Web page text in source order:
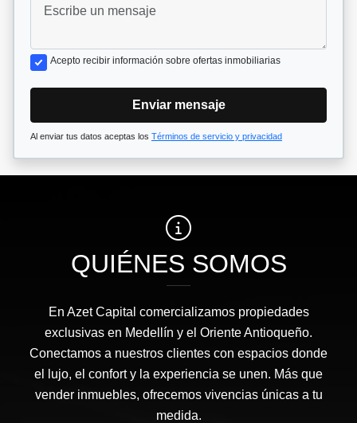
Acepto recibir información sobre ofertas inmobiliarias
Enviar mensaje
Al enviar tus datos aceptas los Términos de servicio y privacidad
QUIÉNES SOMOS
En Azet Capital comercializamos propiedades
exclusivas en Medellín y el Oriente Antioqueño.
Conectamos a nuestros clientes con espacios donde
el lujo, el confort y la experiencia se unen. Más que
vender inmuebles, ofrecemos vivencias únicas a tu
medida.